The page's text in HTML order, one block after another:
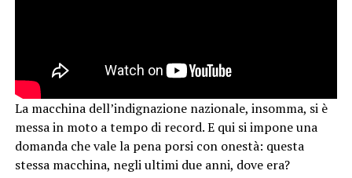
La macchina dell’indignazione nazionale, insomma, si è
messa in moto a tempo di record. E qui si impone una
domanda che vale la pena porsi con onestà: questa
stessa macchina, negli ultimi due anni, dove era?